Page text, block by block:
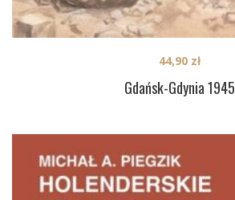
Gdańsk-Gdynia 1945
44,90 zł